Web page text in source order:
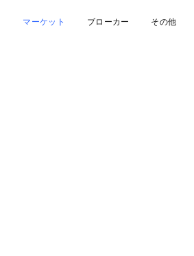
マーケット ブローカー その他